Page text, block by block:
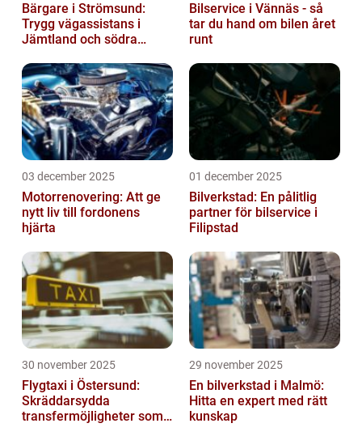
Bärgare i Strömsund:
Trygg vägassistans i
Jämtland och södra
Bilservice i Vännäs - så
tar du hand om bilen året
runt
03 december 2025
Motorrenovering: Att ge
nytt liv till fordonens
hjärta
01 december 2025
Bilverkstad: En pålitlig
partner för bilservice i
Filipstad
30 november 2025
Flygtaxi i Östersund:
Skräddarsydda
transfermöjligheter som
29 november 2025
En bilverkstad i Malmö:
Hitta en expert med rätt
kunskap